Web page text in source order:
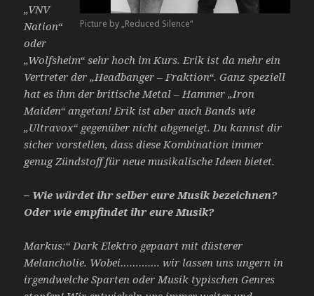
Picture by „Reduced Silence“
„VNV
Nation“
oder
„Wolfsheim“ sehr hoch im Kurs. Erik ist da mehr ein
Vertreter der „Headbanger – Fraktion“. Ganz speziell
hat es ihm der britische Metal – Hammer „Iron
Maiden“ angetan! Erik ist aber auch Bands wie
„Ultravox“ gegenüber nicht abgeneigt. Du kannst dir
sicher vorstellen, dass diese Kombination immer
genug Zündstoff für neue musikalische Ideen bietet.
– Wie würdet ihr selber eure Musik bezeichnen?
Oder wie empfindet ihr eure Musik?
Markus:“ Dark Elektro gepaart mit düsterer
Melancholie. Wobei…………. wir lassen uns ungern in
irgendwelche Sparten oder Musik typischen Genres